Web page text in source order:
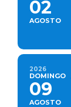
02
AGOSTO
2026
DOMINGO
09
AGOSTO